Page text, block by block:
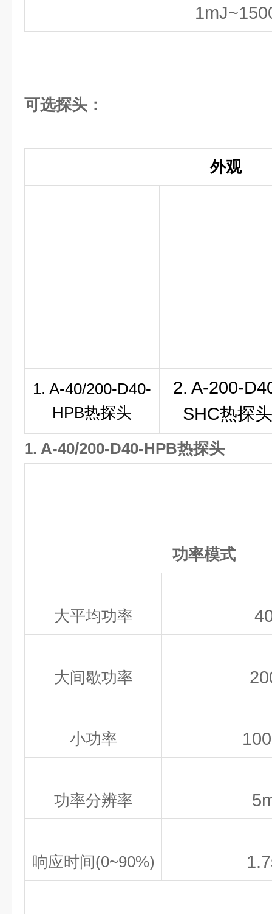
可选探头：
外观
1. A-40/200-D40-
HPB热探头
2. A-200-
SHC热探头
1. A-40/200-D40-HPB热探头
功率模式
大平均功率
大间歇功率
小功率
功率分辨率
响应时间(0~90%)